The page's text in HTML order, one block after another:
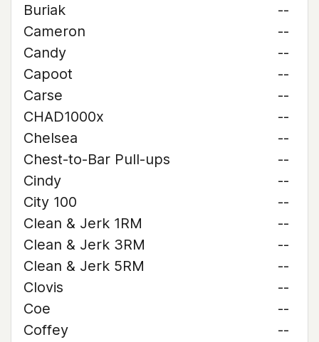
Buriak
--
Cameron
--
Candy
--
Capoot
--
Carse
--
CHAD1000x
--
Chelsea
--
Chest-to-Bar Pull-ups
--
Cindy
--
City 100
--
Clean & Jerk 1RM
--
Clean & Jerk 3RM
--
Clean & Jerk 5RM
--
Clovis
--
Coe
--
Coffey
--